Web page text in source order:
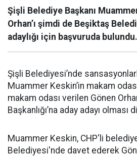
Şişli Belediye Başkanı
Orhan’ı şimdi de Beşiktaş
adaylığı için başvuruda bulundu.
Şişli Belediyesi’nde
Muammer Keskin’in makam
makam odası verilen Gönen
Başkanlığı’na aday adayı olması
Muammer Keskin, CHP'li
Belediyesi'nde davet ederek